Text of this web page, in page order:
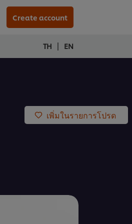
Create account
TH | EN
เพิ่มในรายการโปรด